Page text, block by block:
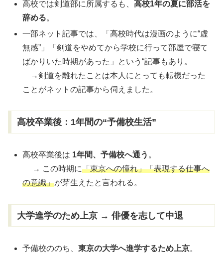
高校では剣道部に所属するも、高校1年の夏に部活を
辞める。
一部ネット記事では、「高校時代は漫画のように“虚
無感”」「剣道をやめてから学校に行って部屋で寝て
ばかりいた時期があった」という“記事もあり。
→剣道を離れたことは本人にとっても転機だった
ことがネットの記事から伺えました。
高校卒業後：1年間の“予備校生活”
高校卒業後は 1年間、予備校へ通う 。
→ この時期に「東京への憧れ」「表現する仕事へ
の意識」が芽生えたと言われる。
大学進学のため上京 → 俳優を志して中退
予備校ののち、東京の大学へ進学するため上京。